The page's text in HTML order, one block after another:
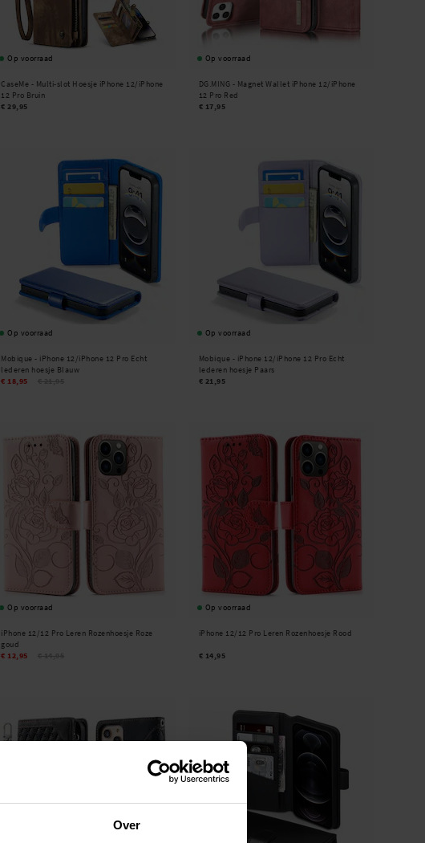
Over
Op voorraad
CaseMe - Multi-slot Hoesje iPhone 12/iPhone
12 Pro Bruin
€ 29,95
Op voorraad
DG.MING - Magnet Wallet iPhone 12/iPhone
12 Pro Red
€ 17,95
Op voorraad
Mobique - iPhone 12/iPhone 12 Pro Echt
lederen hoesje Blauw
€ 18,95
Op voorraad
Mobique - iPhone 12/iPhone 12 Pro Echt
lederen hoesje Paars
€ 21,95
Op voorraad
iPhone 12/12 Pro Leren Rozenhoesje Roze
goud
€ 12,95
Op voorraad
iPhone 12/12 Pro Leren Rozenhoesje Rood
€ 14,95